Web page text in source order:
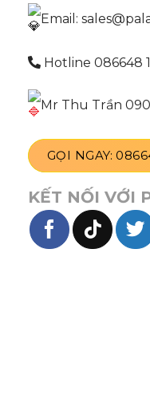
Email:
Hotline 086648
Mr Thu Trần
GỌI NGAY:
KẾT NỐI VỚI